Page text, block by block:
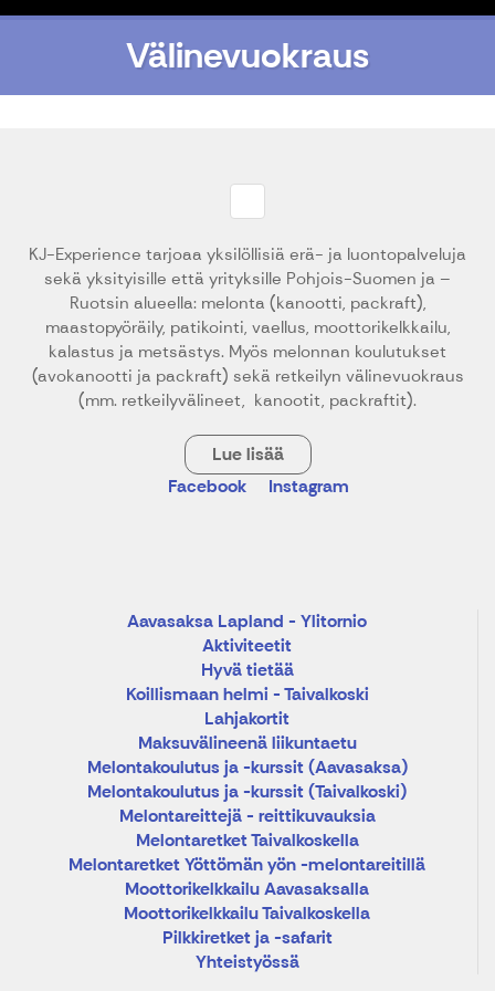
Välinevuokraus
KJ-Experience tarjoaa yksilöllisiä erä- ja luontopalveluja
sekä yksityisille että yrityksille Pohjois-Suomen ja –
Ruotsin alueella: melonta (kanootti, packraft),
maastopyöräily, patikointi, vaellus, moottorikelkkailu,
kalastus ja metsästys. Myös melonnan koulutukset
(avokanootti ja packraft) sekä retkeilyn välinevuokraus
(mm. retkeilyvälineet, kanootit, packraftit).
Lue lisää
Facebook
Instagram
Aavasaksa Lapland - Ylitornio
Aktiviteetit
Hyvä tietää
Koillismaan helmi - Taivalkoski
Lahjakortit
Maksuvälineenä liikuntaetu
Melontakoulutus ja -kurssit (Aavasaksa)
Melontakoulutus ja -kurssit (Taivalkoski)
Melontareittejä - reittikuvauksia
Melontaretket Taivalkoskella
Melontaretket Yöttömän yön -melontareitillä
Moottorikelkkailu Aavasaksalla
Moottorikelkkailu Taivalkoskella
Pilkkiretket ja -safarit
Yhteistyössä